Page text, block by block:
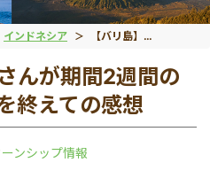
インドネシア 【バリ島】ミナミさんが期間2週間のインターンシップを終えての感想
んが期間2週間の
終えての感想
ンシップ情報
象
コモドドラゴン
レンボンガン島
ヌサペニダ島
ボロブドゥール遺跡
プランバナン遺跡
タナトラジャ
ブロモ山